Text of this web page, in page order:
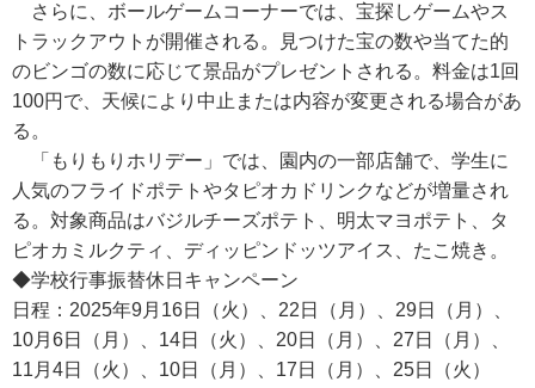
さらに、ボールゲームコーナーでは、宝探しゲームやス
トラックアウトが開催される。見つけた宝の数や当てた的
のビンゴの数に応じて景品がプレゼントされる。料金は1回
100円で、天候により中止または内容が変更される場合があ
る。
「もりもりホリデー」では、園内の一部店舗で、学生に
人気のフライドポテトやタピオカドリンクなどが増量され
る。対象商品はバジルチーズポテト、明太マヨポテト、タ
ピオカミルクティ、ディッピンドッツアイス、たこ焼き。
◆学校行事振替休日キャンペーン
日程：2025年9月16日（火）、22日（月）、29日（月）、
10月6日（月）、14日（火）、20日（月）、27日（月）、
11月4日（火）、10日（月）、17日（月）、25日（火）